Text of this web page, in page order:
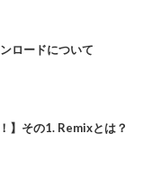
ロードについて
】その1. Remixとは？